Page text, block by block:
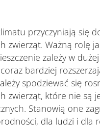
przyczyniają się
zwierząt. Ważną rolę
zależy w
bardziej
spodziewać się
zwierząt, które nie są
Stanowią one
dla ludzi i dla